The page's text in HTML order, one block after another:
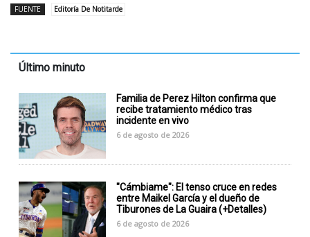
FUENTE
Editoría De Notitarde
Último minuto
Familia de Perez Hilton confirma que
recibe tratamiento médico tras
incidente en vivo
6 de agosto de 2026
"Cámbiame": El tenso cruce en redes
entre Maikel García y el dueño de
Tiburones de La Guaira (+Detalles)
6 de agosto de 2026